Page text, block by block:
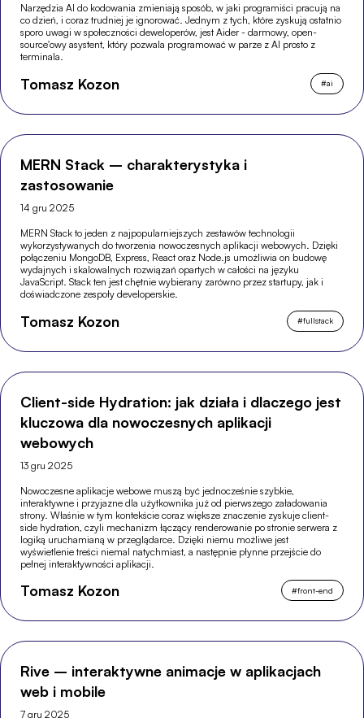
Narzędzia AI do kodowania zmieniają sposób, w jaki programiści pracują na
co dzień, i coraz trudniej je ignorować. Jednym z tych, które zyskują ostatnio
sporo uwagi w społeczności deweloperów, jest Aider - darmowy, open-
source'owy asystent, który pozwala programować w parze z AI prosto z
terminala.
Tomasz Kozon #ai
MERN Stack – charakterystyka i
zastosowanie
14 gru 2025
MERN Stack to jeden z najpopularniejszych zestawów technologii
wykorzystywanych do tworzenia nowoczesnych aplikacji webowych. Dzięki
połączeniu MongoDB, Express, React oraz Node.js umożliwia on budowę
wydajnych i skalowalnych rozwiązań opartych w całości na języku
JavaScript. Stack ten jest chętnie wybierany zarówno przez startupy, jak i
doświadczone zespoły developerskie.
Tomasz Kozon #fullstack
Client-side Hydration: jak działa i dlaczego jest
kluczowa dla nowoczesnych aplikacji
webowych
13 gru 2025
Nowoczesne aplikacje webowe muszą być jednocześnie szybkie,
interaktywne i przyjazne dla użytkownika już od pierwszego załadowania
strony. Właśnie w tym kontekście coraz większe znaczenie zyskuje client-
side hydration, czyli mechanizm łączący renderowanie po stronie serwera z
logiką uruchamianą w przeglądarce. Dzięki niemu możliwe jest
wyświetlenie treści niemal natychmiast, a następnie płynne przejście do
pełnej interaktywności aplikacji.
Tomasz Kozon #front-end
Rive – interaktywne animacje w aplikacjach
web i mobile
7 gru 2025